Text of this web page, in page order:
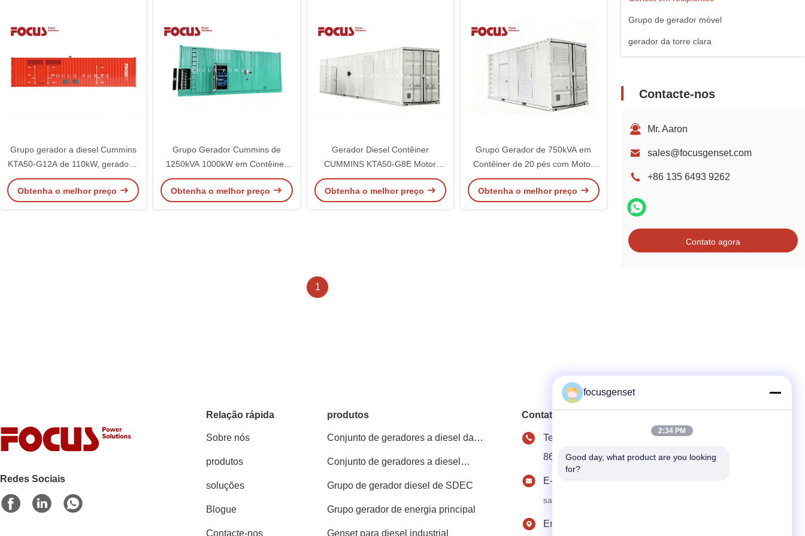
Grupo de gerador móvel
gerador da torre clara
Contacte-nos
Mr. Aaron
sales@focusgenset.com
+86 135 6493 9262
Contato agora
Grupo gerador a diesel Cummins
KTA50-G12A de 110kW, gerador a
diesel em contêiner de 40 pés
Obtenha o melhor preço
Grupo Gerador Cummins de
1250kVA 1000kW em Contêiner
de 20 pés à Prova de Intempéries
Obtenha o melhor preço
Gerador Diesel Contêiner
CUMMINS KTA50-G8E Motor
1200KW 40 pés Industrial
Comercial
Obtenha o melhor preço
Grupo Gerador de 750kVA em
Contêiner de 20 pés com Motor
Cummins KTA38-G2
Obtenha o melhor preço
1
Redes Sociais
Relação rápida
Sobre nós
produtos
soluções
Blogue
Contacte-nos
produtos
Conjunto de geradores a diesel da
Conjunto de geradores a diesel
Grupo de gerador diesel de SDEC
Grupo gerador de energia principal
Genset para diesel industrial
Contato rápido
Telefone
86--13564939262
E-mail
sales@focusgenset.com
Endereço
focusgenset
2:34 PM
Good day, what product are you looking
for?